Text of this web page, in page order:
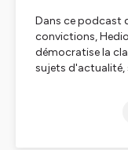
Dans ce podcast
convictions,
démocratise la
sujets d'actualité,